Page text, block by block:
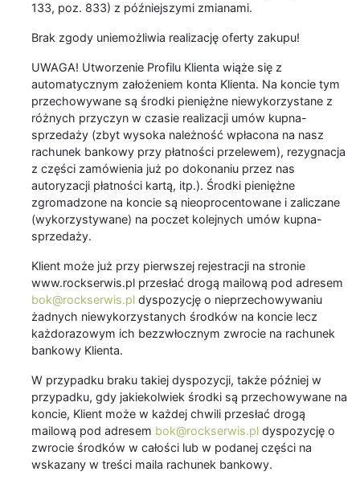
133, poz. 833) z późniejszymi zmianami.
Brak zgody uniemożliwia realizację oferty zakupu!
UWAGA! Utworzenie Profilu Klienta wiąże się z
automatycznym założeniem konta Klienta. Na koncie tym
przechowywane są środki pieniężne niewykorzystane z
różnych przyczyn w czasie realizacji umów kupna-
sprzedaży (zbyt wysoka należność wpłacona na nasz
rachunek bankowy przy płatności przelewem), rezygnacja
z części zamówienia już po dokonaniu przez nas
autoryzacji płatności kartą, itp.). Środki pieniężne
zgromadzone na koncie są nieoprocentowane i zaliczane
(wykorzystywane) na poczet kolejnych umów kupna-
sprzedaży.
Klient może już przy pierwszej rejestracji na stronie
www.rockserwis.pl przesłać drogą mailową pod adresem
bok@rockserwis.pl dyspozycję o nieprzechowywaniu
żadnych niewykorzystanych środków na koncie lecz
każdorazowym ich bezzwłocznym zwrocie na rachunek
bankowy Klienta.
W przypadku braku takiej dyspozycji, także później w
przypadku, gdy jakiekolwiek środki są przechowywane na
koncie, Klient może w każdej chwili przesłać drogą
mailową pod adresem bok@rockserwis.pl dyspozycję o
zwrocie środków w całości lub w podanej części na
wskazany w treści maila rachunek bankowy.